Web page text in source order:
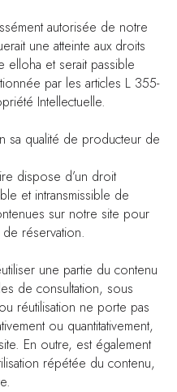
autorisée de notre
une atteinte aux droits
et serait passible
par les articles L 355-
Intellectuelle.
sa qualité de producteur de
dispose d’un droit
et intransmissible de
sur notre site pour
réservation.
une partie du contenu
de consultation, sous
réutilisation ne porte pas
ou quantitativement,
En outre, est également
répétée du contenu,